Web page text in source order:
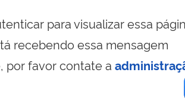
para visualizar essa
recebendo essa mensagem
por favor contate a